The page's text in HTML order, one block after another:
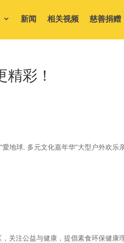
新闻 相关视频 慈善捐赠
彩！
地球. 多元文化嘉年华”大型户外欢乐
关注公益与健康，提倡素食环保健康